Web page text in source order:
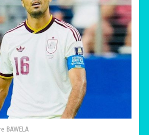
TRANSFORMATION SOCIALE :
L’importance pour le Togo d’avoir une
Feuille de route
5 minutes
TOGO : Sauver la mère devient un
indicateur de civilisation
0
4 minutes
BAWELA